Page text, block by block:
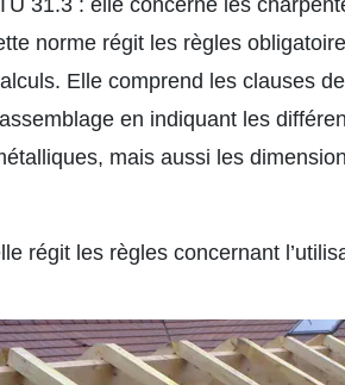
31.3 : elle concerne les
norme régit les règles
Elle comprend les clauses
en indiquant les
mais aussi les
régit les règles concernant